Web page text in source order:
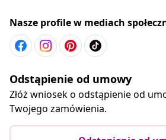
Nasze profile w mediach
Odstąpienie od umowy
Złóż wniosek o odstąpienie od
Twojego zamówienia.